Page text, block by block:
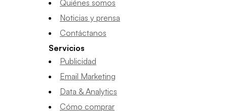
Quiénes somos
Noticias y prensa
Contáctanos
Servicios
Publicidad
Email Marketing
Data & Analytics
Cómo comprar